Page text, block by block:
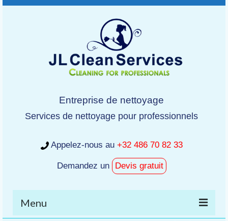
Entreprise de nettoyage
Services de nettoyage pour professionnels
Appelez-nous au +32 486 70 82 33
Demandez un Devis gratuit
Menu